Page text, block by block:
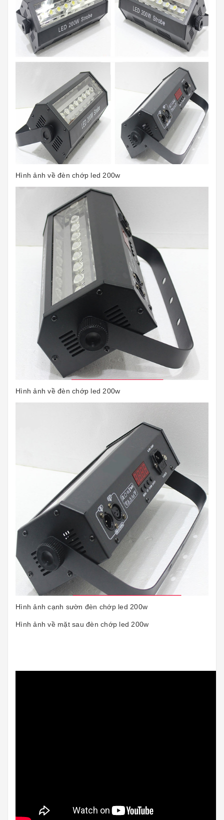
Hình ảnh về đèn chớp led 200w
Hình ảnh về đèn chớp led 200w
Hình ảnh cạnh sườn đèn chớp led 200w
Hình ảnh về mặt sau đèn chớp led 200w